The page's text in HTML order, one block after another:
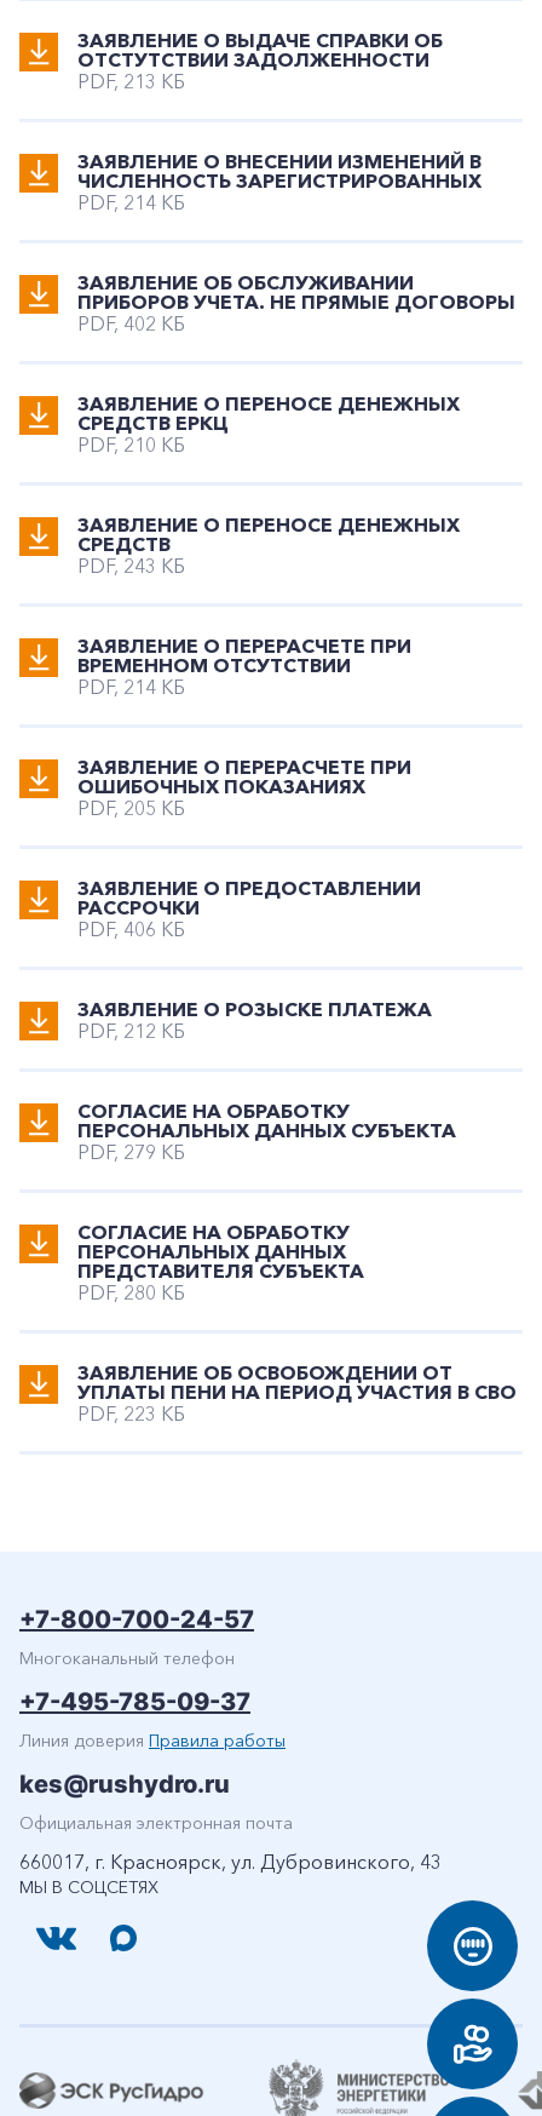
Заказать обратный звонок
Частным клиентам
Корпоративным клиентам
ЗАЯВЛЕНИЕ О ВЫДАЧЕ СПРАВКИ ОБ
ОТСТУТСТВИИ ЗАДОЛЖЕННОСТИ
PDF, 213 КБ
ЗАЯВЛЕНИЕ О ВНЕСЕНИИ ИЗМЕНЕНИЙ В
ЧИСЛЕННОСТЬ ЗАРЕГИСТРИРОВАННЫХ
PDF, 214 КБ
ЗАЯВЛЕНИЕ ОБ ОБСЛУЖИВАНИИ
ПРИБОРОВ УЧЕТА. НЕ ПРЯМЫЕ ДОГОВОРЫ
PDF, 402 КБ
ЗАЯВЛЕНИЕ О ПЕРЕНОСЕ ДЕНЕЖНЫХ
СРЕДСТВ ЕРКЦ
PDF, 210 КБ
ЗАЯВЛЕНИЕ О ПЕРЕНОСЕ ДЕНЕЖНЫХ
СРЕДСТВ
PDF, 243 КБ
ЗАЯВЛЕНИЕ О ПЕРЕРАСЧЕТЕ ПРИ
ВРЕМЕННОМ ОТСУТСТВИИ
PDF, 214 КБ
ЗАЯВЛЕНИЕ О ПЕРЕРАСЧЕТЕ ПРИ
ОШИБОЧНЫХ ПОКАЗАНИЯХ
PDF, 205 КБ
ЗАЯВЛЕНИЕ О ПРЕДОСТАВЛЕНИИ
РАССРОЧКИ
PDF, 406 КБ
ЗАЯВЛЕНИЕ О РОЗЫСКЕ ПЛАТЕЖА
PDF, 212 КБ
СОГЛАСИЕ НА ОБРАБОТКУ
ПЕРСОНАЛЬНЫХ ДАННЫХ СУБЪЕКТА
PDF, 279 КБ
СОГЛАСИЕ НА ОБРАБОТКУ
ПЕРСОНАЛЬНЫХ ДАННЫХ
ПРЕДСТАВИТЕЛЯ СУБЪЕКТА
PDF, 280 КБ
ЗАЯВЛЕНИЕ ОБ ОСВОБОЖДЕНИИ ОТ
УПЛАТЫ ПЕНИ НА ПЕРИОД УЧАСТИЯ В СВО
PDF, 223 КБ
МЫ В СОЦСЕТЯХ
+7-800-700-24-57
Многоканальный телефон
+7-495-785-09-37
Линия доверия Правила работы
kes@rushydro.ru
Официальная электронная почта
660017, г. Красноярск, ул. Дубровинского, 43